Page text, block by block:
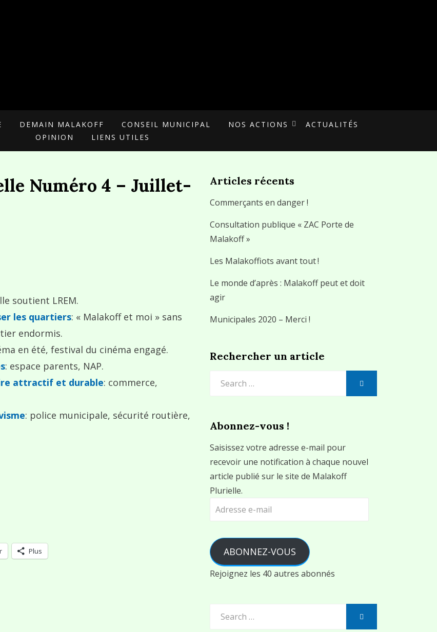
DEMAIN MALAKOFF CONSEIL MUNICIPAL NOS ACTIONS
ACTUALITÉS
OPINION
LIENS UTILES
Numéro 4 – Juillet-
soutient LREM.
les quartiers: « Malakoff et moi » sans
endormis.
en été, festival du cinéma engagé.
: espace parents, NAP.
attractif et durable: commerce,
: police municipale, sécurité routière,
Plus
Articles récents
Commerçants en danger !
Consultation publique « ZAC Porte de
Malakoff »
Les Malakoffiots avant tout !
Le monde d’après : Malakoff peut et doit
agir
Municipales 2020 – Merci !
Rechercher un article
Abonnez-vous !
Saisissez votre adresse e-mail pour
recevoir une notification à chaque nouvel
article publié sur le site de Malakoff
Plurielle.
Adresse
ABONNEZ-VOUS
Rejoignez les 40 autres abonnés